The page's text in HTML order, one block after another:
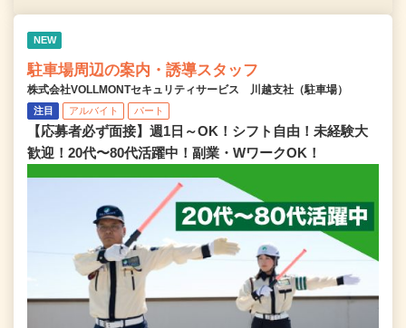
NEW
駐車場周辺の案内・誘導スタッフ
株式会社VOLLMONTセキュリティサービス 川越支社（駐車場）
注目 アルバイト パート
【応募者必ず面接】週1日～OK！シフト自由！未経験大
歓迎！20代〜80代活躍中！副業・WワークOK！